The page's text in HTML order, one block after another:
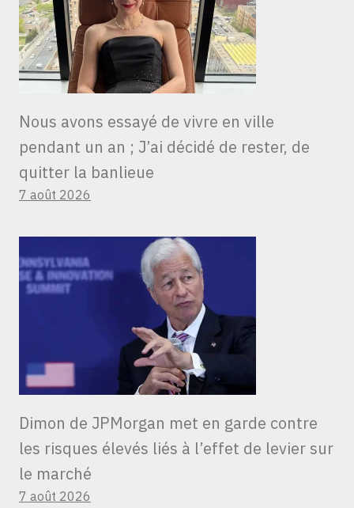
Nous avons essayé de vivre en ville
pendant un an ; J’ai décidé de rester, de
quitter la banlieue
7 août 2026
Dimon de JPMorgan met en garde contre
les risques élevés liés à l’effet de levier sur
le marché
7 août 2026